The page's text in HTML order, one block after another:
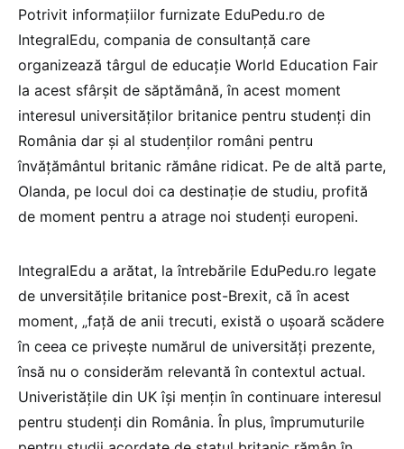
Potrivit informațiilor furnizate EduPedu.ro de
IntegralEdu, compania de consultanță care
organizează târgul de educație World Education Fair
la acest sfârșit de săptămână, în acest moment
interesul universităților britanice pentru studenți din
România dar și al studenților români pentru
învățământul britanic rămâne ridicat. Pe de altă parte,
Olanda, pe locul doi ca destinație de studiu, profită
de moment pentru a atrage noi studenți europeni.
IntegralEdu a arătat, la întrebările EduPedu.ro legate
de unversitățile britanice post-Brexit, că în acest
moment, „față de anii trecuti, există o ușoară scădere
în ceea ce privește numărul de universități prezente,
însă nu o considerăm relevantă în contextul actual.
Univeristățile din UK își mențin în continuare interesul
pentru studenți din România. În plus, împrumuturile